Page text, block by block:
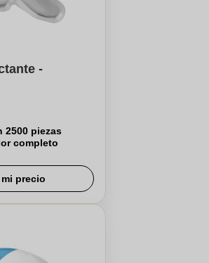
-
2500 piezas
completo
precio